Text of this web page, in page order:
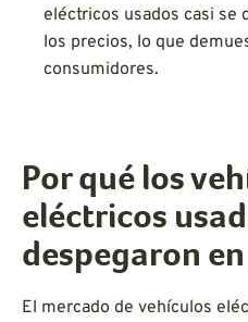
eléctricos usados casi se
los precios, lo que
consumidores.
Por qué los
eléctricos
despegaron
El mercado de vehículos